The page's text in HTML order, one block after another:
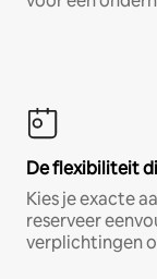
De flexibiliteit
Kies je exacte
reserveer
verplichtingen